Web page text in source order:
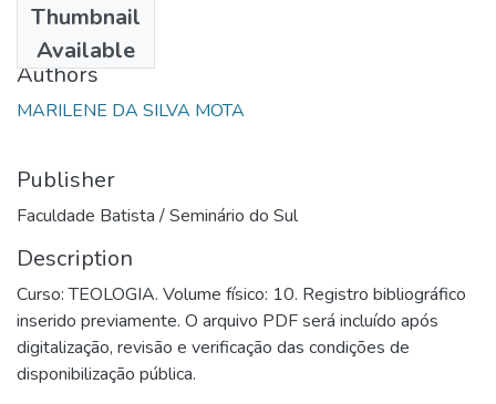
Thumbnail
Available
1986
Authors
MARILENE DA SILVA MOTA
Publisher
Faculdade Batista / Seminário do Sul
Description
Curso: TEOLOGIA. Volume físico: 10. Registro bibliográfico
inserido previamente. O arquivo PDF será incluído após
digitalização, revisão e verificação das condições de
disponibilização pública.